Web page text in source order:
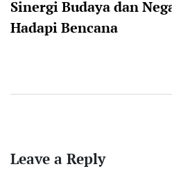
Sinergi Budaya dan
Hadapi Bencana
Leave a Reply